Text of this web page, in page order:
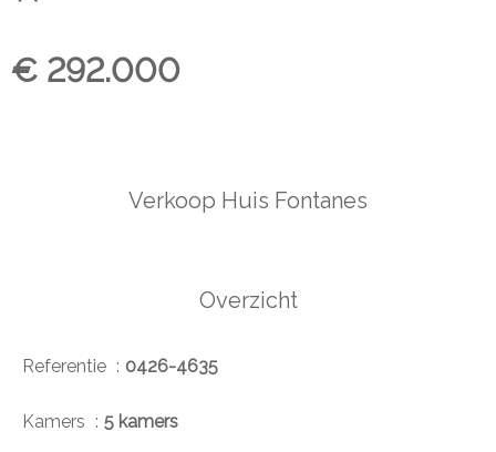
€ 292.000
Verkoop Huis Fontanes
Overzicht
Referentie 0426-4635
Kamers 5 kamers